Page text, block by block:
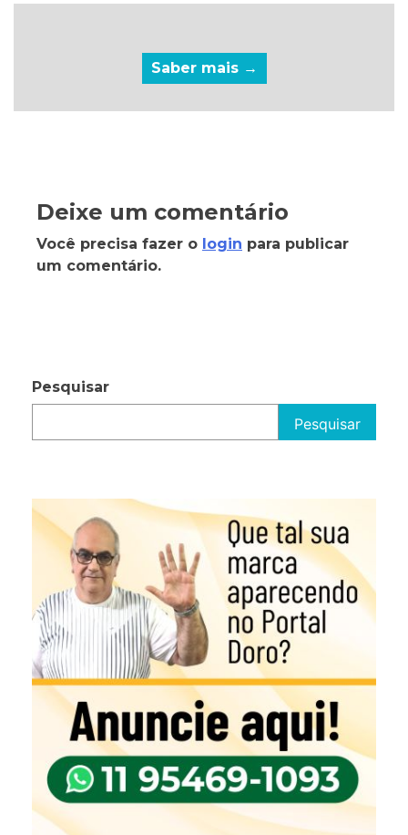
Saber mais →
Deixe um comentário
Você precisa fazer o login para publicar
um comentário.
Pesquisar
Pesquisar